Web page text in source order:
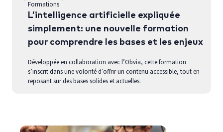
Formations
L’intelligence artificielle expliquée
simplement: une nouvelle formation
pour comprendre les bases et les enjeux
Développée en collaboration avec l’Obvia, cette formation
s’inscrit dans une volonté d’offrir un contenu accessible, tout en
reposant sur des bases solides et actuelles.